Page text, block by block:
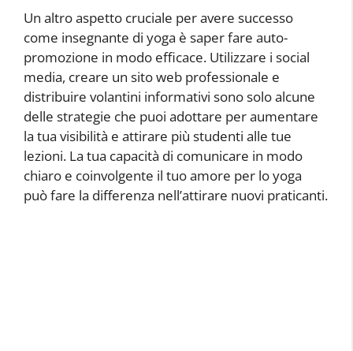
Un altro aspetto cruciale per avere successo
come insegnante di yoga è saper fare auto-
promozione in modo efficace. Utilizzare i social
media, creare un sito web professionale e
distribuire volantini informativi sono solo alcune
delle strategie che puoi adottare per aumentare
la tua visibilità e attirare più studenti alle tue
lezioni. La tua capacità di comunicare in modo
chiaro e coinvolgente il tuo amore per lo yoga
può fare la differenza nell’attirare nuovi praticanti.